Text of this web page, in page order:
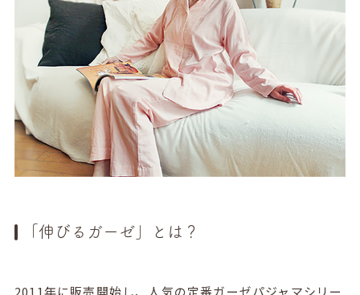
「伸びるガーゼ」とは？
2011年に販売開始し、人気の定番ガーゼパジャマシリー